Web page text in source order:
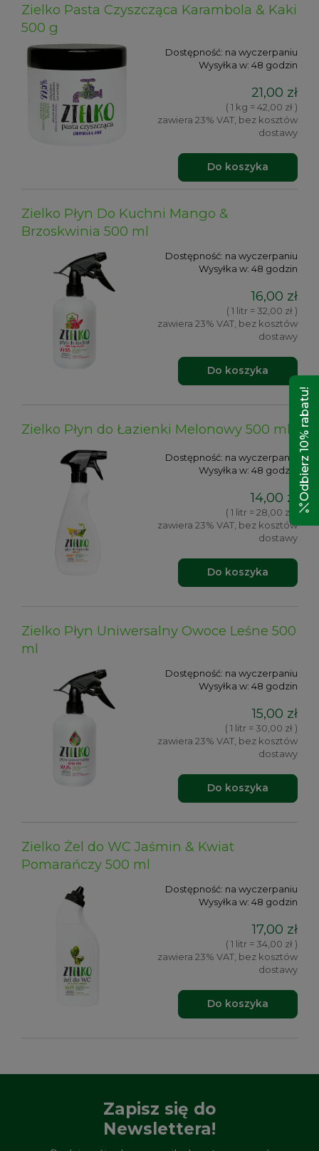
Zielko Pasta Czyszcząca Karambola & Kaki
500 g
Dostępność: na wyczerpaniu
Wysyłka w: 48 godzin
21,00 zł
( 1 kg = 42,00 zł )
zawiera 23% VAT, bez kosztów
dostawy
Do koszyka
Zielko Płyn Do Kuchni Mango &
Brzoskwinia 500 ml
Dostępność: na wyczerpaniu
Wysyłka w: 48 godzin
16,00 zł
( 1 litr = 32,00 zł )
zawiera 23% VAT, bez kosztów
dostawy
Do koszyka
Zielko Płyn do Łazienki Melonowy 500 ml
Dostępność: na wyczerpaniu
Wysyłka w: 48 godzin
14,00 zł
( 1 litr = 28,00 zł )
zawiera 23% VAT, bez kosztów
dostawy
Do koszyka
Zielko Płyn Uniwersalny Owoce Leśne 500
ml
Dostępność: na wyczerpaniu
Wysyłka w: 48 godzin
15,00 zł
( 1 litr = 30,00 zł )
zawiera 23% VAT, bez kosztów
dostawy
Do koszyka
Zielko Żel do WC Jaśmin & Kwiat
Pomarańczy 500 ml
Dostępność: na wyczerpaniu
Wysyłka w: 48 godzin
17,00 zł
( 1 litr = 34,00 zł )
zawiera 23% VAT, bez kosztów
dostawy
Do koszyka
Zapisz się do
Newslettera!
Odbierz 10% rabatu!